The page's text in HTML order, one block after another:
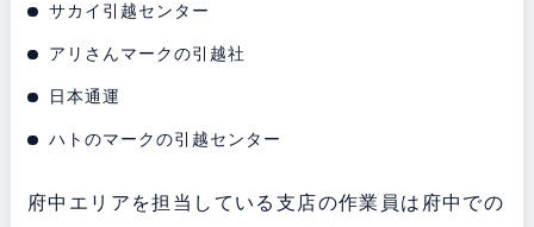
サカイ引越センター
アリさんマークの引越社
日本通運
ハトのマークの引越センター
府中エリアを担当している支店の作業員は府中での